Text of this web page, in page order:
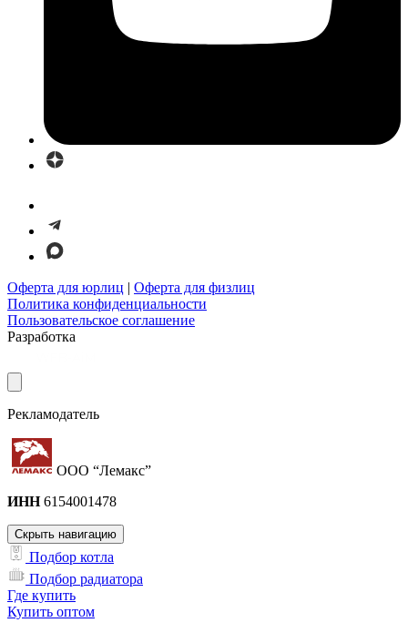
Оферта для юрлиц | Оферта для физлиц
Политика конфиденциальности
Пользовательское соглашение
Разработка
Рекламодатель
ООО “Лемакс”
ИНН6154001478
Скрыть навигацию
Подбор котла
Подбор радиатора
Где купить
Купить оптом